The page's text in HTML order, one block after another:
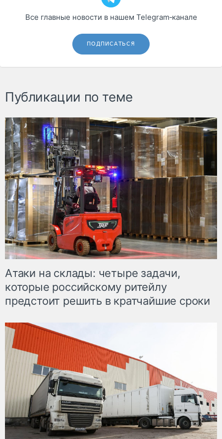
Все главные новости в нашем Telegram‑канале
ПОДПИСАТЬСЯ
Публикации по теме
Атаки на склады: четыре задачи,
которые российскому ритейлу
предстоит решить в кратчайшие сроки